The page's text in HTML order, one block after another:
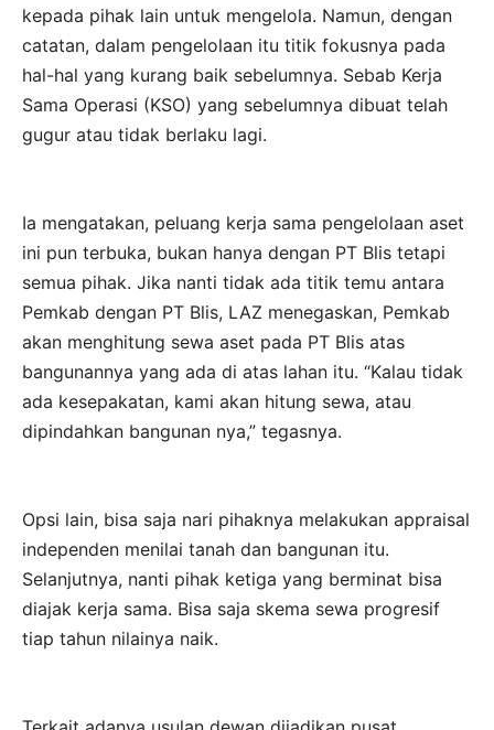
kepada pihak lain untuk mengelola. Namun, dengan
catatan, dalam pengelolaan itu titik fokusnya pada
hal-hal yang kurang baik sebelumnya. Sebab Kerja
Sama Operasi (KSO) yang sebelumnya dibuat telah
gugur atau tidak berlaku lagi.
Ia mengatakan, peluang kerja sama pengelolaan aset
ini pun terbuka, bukan hanya dengan PT Blis tetapi
semua pihak. Jika nanti tidak ada titik temu antara
Pemkab dengan PT Blis, LAZ menegaskan, Pemkab
akan menghitung sewa aset pada PT Blis atas
bangunannya yang ada di atas lahan itu. “Kalau tidak
ada kesepakatan, kami akan hitung sewa, atau
dipindahkan bangunan nya,” tegasnya.
Opsi lain, bisa saja nari pihaknya melakukan appraisal
independen menilai tanah dan bangunan itu.
Selanjutnya, nanti pihak ketiga yang berminat bisa
diajak kerja sama. Bisa saja skema sewa progresif
tiap tahun nilainya naik.